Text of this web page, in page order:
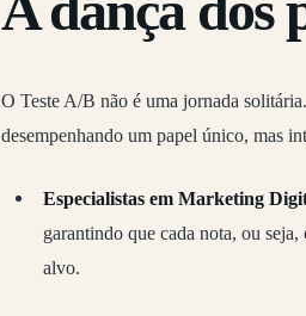
O Teste A/B não é uma jornada
desempenhando um papel único, mas
Especialistas em Marketing
garantindo que cada nota, ou
alvo.